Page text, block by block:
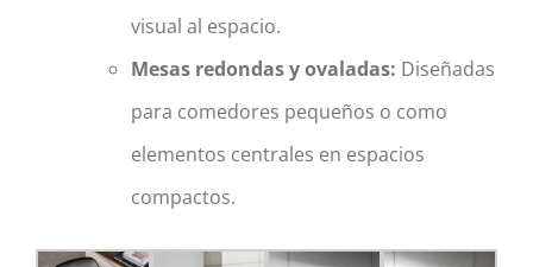
visual al espacio.
Mesas redondas y ovaladas: Diseñadas
para comedores pequeños o como
elementos centrales en espacios
compactos.